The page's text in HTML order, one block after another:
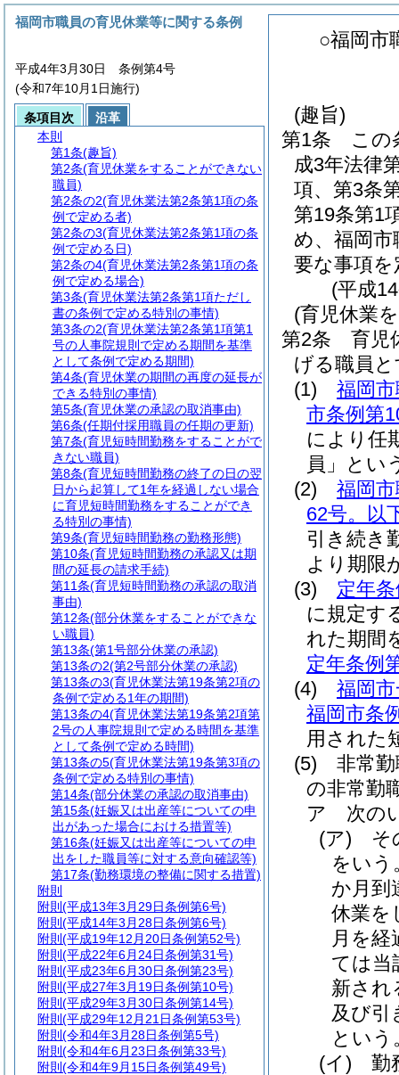
○福岡市
(趣旨)
第1条
この
成3年法律
項、第3条
第19条第1
め、福岡市
要な事項
(平成
(育児休業
第2条
育児
げる職員
(1)
福岡
市条例第
により任
員」とい
(2)
福岡
62号。以
引き続き
より期限
(3)
定年
に規定す
れた期間
定年条例
(4)
福岡
福岡市条
用された
(5)
非常
の非常勤
ア
次の
(ア)
そ
をいう
か月到
休業を
月を経
ては当
新され
及び引
という
(イ)
勤
福岡市職員の育児休業等に関する条例
平成4年3月30日 条例第4号
(令和7年10月1日施行)
条項目次
沿革
本則
第1条(趣旨)
第2条(育児休業をすることができない
職員)
第2条の2(育児休業法第2条第1項の条
例で定める者)
第2条の3(育児休業法第2条第1項の条
例で定める日)
第2条の4(育児休業法第2条第1項の条
例で定める場合)
第3条(育児休業法第2条第1項ただし
書の条例で定める特別の事情)
第3条の2(育児休業法第2条第1項第1
号の人事院規則で定める期間を基準
として条例で定める期間)
第4条(育児休業の期間の再度の延長が
できる特別の事情)
第5条(育児休業の承認の取消事由)
第6条(任期付採用職員の任期の更新)
第7条(育児短時間勤務をすることがで
きない職員)
第8条(育児短時間勤務の終了の日の翌
日から起算して1年を経過しない場合
に育児短時間勤務をすることができ
る特別の事情)
第9条(育児短時間勤務の勤務形態)
第10条(育児短時間勤務の承認又は期
間の延長の請求手続)
第11条(育児短時間勤務の承認の取消
事由)
第12条(部分休業をすることができな
い職員)
第13条(第1号部分休業の承認)
第13条の2(第2号部分休業の承認)
第13条の3(育児休業法第19条第2項の
条例で定める1年の期間)
第13条の4(育児休業法第19条第2項第
2号の人事院規則で定める時間を基準
として条例で定める時間)
第13条の5(育児休業法第19条第3項の
条例で定める特別の事情)
第14条(部分休業の承認の取消事由)
第15条(妊娠又は出産等についての申
出があった場合における措置等)
第16条(妊娠又は出産等についての申
出をした職員等に対する意向確認等)
第17条(勤務環境の整備に関する措置)
附則
附則 (平成13年3月29日条例第6号)
附則 (平成14年3月28日条例第6号)
附則 (平成19年12月20日条例第52号)
附則 (平成22年6月24日条例第31号)
附則 (平成23年6月30日条例第23号)
附則 (平成27年3月19日条例第10号)
附則 (平成29年3月30日条例第14号)
附則 (平成29年12月21日条例第53号)
附則 (令和4年3月28日条例第5号)
附則 (令和4年6月23日条例第33号)
附則 (令和4年9月15日条例第49号)